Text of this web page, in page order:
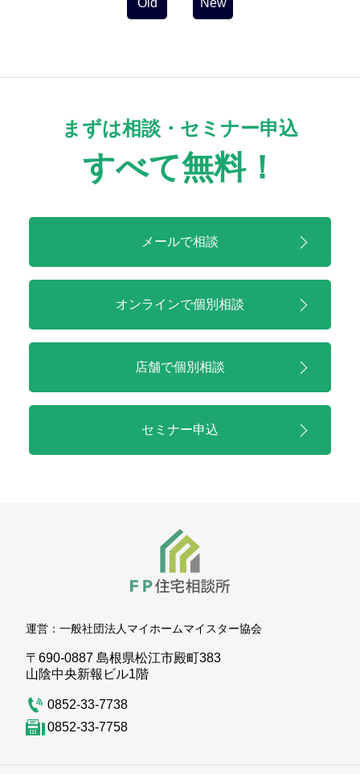
ョ
Old New
まずは相談・セミナー申込
すべて無料！
メールで相談
オンラインで個別相談
店舗で個別相談
セミナー申込
運営： 一般社団法人マイホームマイスター協会
〒690-0887 島根県松江市殿町383
山陰中央新報ビル1階
0852-33-7738
0852-33-7758